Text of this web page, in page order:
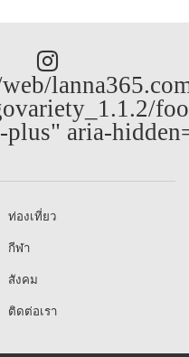
plus" aria-
ท่องเที่ยว
กีฬา
สังคม
ติดต่อเรา